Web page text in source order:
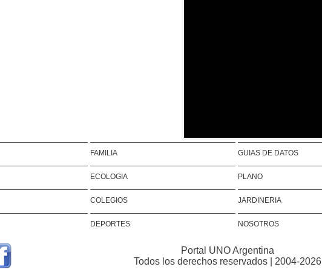
FAMILIA GUIAS DE DATOS
ECOLOGIA PLANO
COLEGIOS JARDINERIA
DEPORTES NOSOTROS
Portal UNO Argentina
Todos los derechos reservados | 2004-2026